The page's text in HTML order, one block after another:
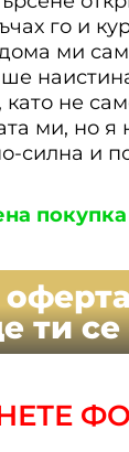
го и
ми
като не
ми, но я
силна и
покупка
ти